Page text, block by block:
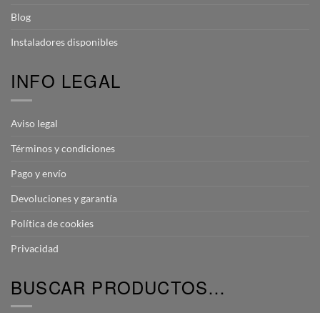
Blog
Instaladores disponibles
INFO LEGAL
Aviso legal
Términos y condiciones
Pago y envío
Devoluciones y garantía
Política de cookies
Privacidad
BUSCAR PRODUCTOS…